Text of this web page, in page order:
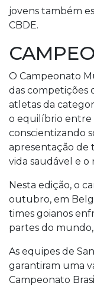
jovens também
CBDE.
O Campeonato
das competições
atletas da
o equilíbrio entre
conscientizando
apresentação de
vida saudável e o
Nesta edição, o
outubro, em
times goianos
partes do
As equipes de
garantiram uma
Campeonato